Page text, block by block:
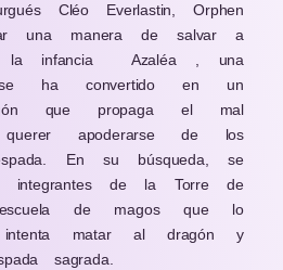
Cléo Everlastin, Orphen
una manera de salvar a
infancia
Azaléa , una
ha convertido en un
que propaga el mal
apoderarse de los
En su búsqueda, se
integrantes de la Torre de
de magos que lo
intenta matar al dragón y
sagrada.